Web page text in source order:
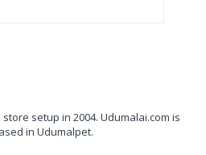
setup in 2004. Udumalai.com is
in Udumalpet.